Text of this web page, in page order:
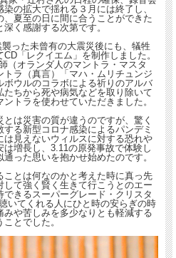
の拡大で揺れる３月には終了し、
、夏至の日に間に合うことができた
く感謝する次第です。
った未曾有の大震災後にも、犠牲
「レクイエム」を制作しました。
（オランダ人のマントラ・マスタ
ラ（真言）「マハ・ムリチュンジ
ボウルのコラボによる祈りのアルバ
たちから死や病気などを取り除いて
トラを使わせていただきました。
は災害の質が違うのですが、驚く
る新型コロナ感染によるパンデミ
は見えないウィルスに対する恐れや
増長し、3.11の原発事故で体験し
った思いを抱かせ始めたのです。
とは何なのかと考えた時に真っ先
て強く賢く生きて行こうとのエー
きるスーパーグレード・クリスタ
いてくれる人にひと時の安らぎの時
や苦しみを多少なりとも軽減する
とでした。